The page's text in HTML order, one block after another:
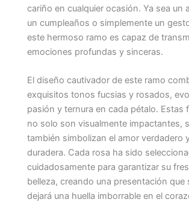
cariño en cualquier ocasión. Ya sea un
un cumpleaños o simplemente un
este hermoso ramo es capaz de
emociones profundas y sinceras.
El diseño cautivador de este ramo
exquisitos tonos fucsias y rosados,
pasión y ternura en cada pétalo. Estas
no solo son visualmente impactantes,
también simbolizan el amor verdadero
duradera. Cada rosa ha sido
cuidadosamente para garantizar su
belleza, creando una presentación que
dejará una huella imborrable en el